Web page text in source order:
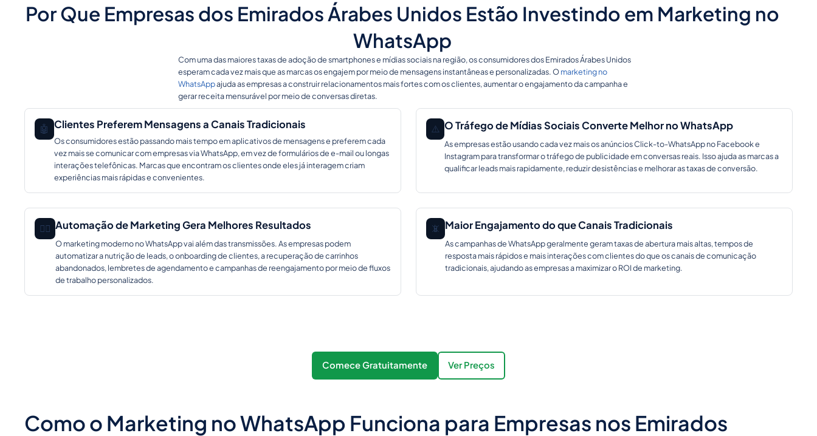
Por Que Empresas dos Emirados Árabes Unidos Estão Investindo em Marketing no
WhatsApp
Com uma das maiores taxas de adoção de smartphones e mídias sociais na região, os consumidores dos Emirados Árabes Unidos
esperam cada vez mais que as marcas os engajem por meio de mensagens instantâneas e personalizadas. Omarketing no
WhatsAppajuda as empresas a construir relacionamentos mais fortes com os clientes, aumentar o engajamento da campanha e
gerar receita mensurável por meio de conversas diretas.
🤖 Clientes Preferem Mensagens a Canais Tradicionais
Os consumidores estão passando mais tempo em aplicativos de mensagens e preferem cada
vez mais se comunicar com empresas via WhatsApp, em vez de formulários de e-mail ou longas
interações telefônicas. Marcas que encontram os clientes onde eles já interagem criam
experiências mais rápidas e convenientes.
⚠️ O Tráfego de Mídias Sociais Converte Melhor no WhatsApp
As empresas estão usando cada vez mais os anúncios Click-to-WhatsApp no Facebook e
Instagram para transformar o tráfego de publicidade em conversas reais. Isso ajuda as marcas a
qualificar leads mais rapidamente, reduzir desistências e melhorar as taxas de conversão.
🕵️‍♂️ Automação de Marketing Gera Melhores Resultados
O marketing moderno no WhatsApp vai além das transmissões. As empresas podem
automatizar a nutrição de leads, o onboarding de clientes, a recuperação de carrinhos
abandonados, lembretes de agendamento e campanhas de reengajamento por meio de fluxos
de trabalho personalizados.
📵 Maior Engajamento do que Canais Tradicionais
As campanhas de WhatsApp geralmente geram taxas de abertura mais altas, tempos de
resposta mais rápidos e mais interações com clientes do que os canais de comunicação
tradicionais, ajudando as empresas a maximizar o ROI de marketing.
Comece Gratuitamente Ver Preços
Como o Marketing no WhatsApp Funciona para Empresas nos Emirados